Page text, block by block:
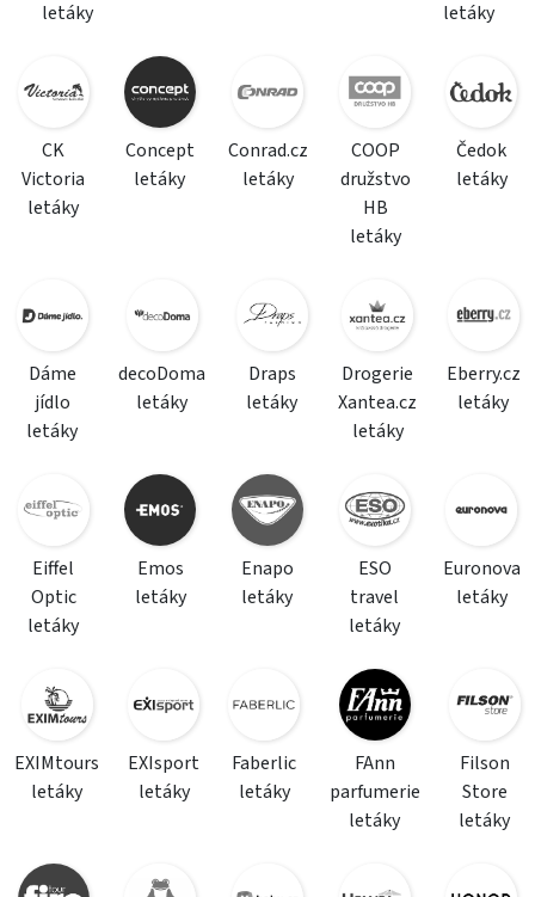
letáky letáky
CK
Victoria
letáky
Concept
letáky
Conrad.cz
letáky
COOP
družstvo
HB
letáky
Čedok
letáky
Dáme
jídlo
letáky
decoDoma
letáky
Draps
letáky
Drogerie
Xantea.cz
letáky
Eberry.cz
letáky
Eiffel
Optic
letáky
Emos
letáky
Enapo
letáky
ESO
travel
letáky
Euronova
letáky
EXIMtours
letáky
EXIsport
letáky
Faberlic
letáky
FAnn
parfumerie
letáky
Filson
Store
letáky